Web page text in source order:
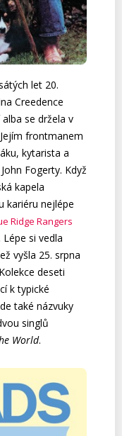
let 20.
Creedence
se držela v
frontmanem
kytarista a
Fogerty. Když
kapela
kariéru nejlépe
Ridge Rangers
si vedla
vyšla 25. srpna
deseti
k typické
také názvuky
singlů
World.